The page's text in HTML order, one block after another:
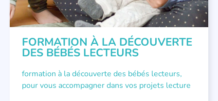
FORMATION À LA DÉCOUVERTE
DES BÉBÉS LECTEURS
formation à la découverte des bébés lecteurs,
pour vous accompagner dans vos projets lecture